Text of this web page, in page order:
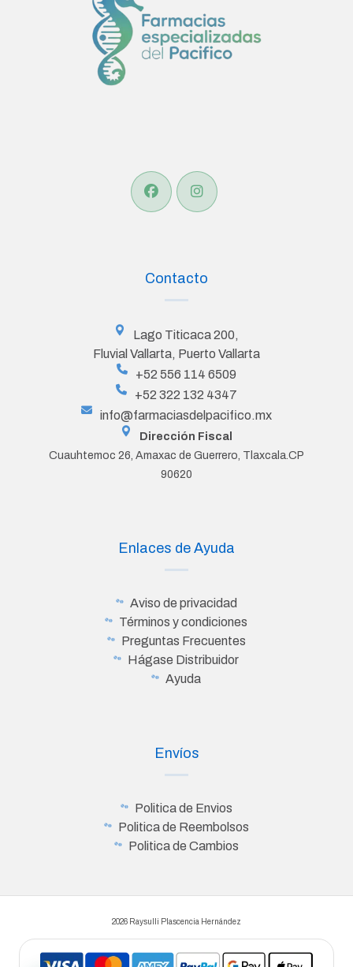
Contacto
Lago Titicaca 200,
Fluvial Vallarta, Puerto Vallarta
+52 556 114 6509
+52 322 132 4347
info@farmaciasdelpacifico.mx
Dirección Fiscal
Cuauhtemoc 26, Amaxac de Guerrero, Tlaxcala.CP
90620
Enlaces de Ayuda
Aviso de privacidad
Términos y condiciones
Preguntas Frecuentes
Hágase Distribuidor
Ayuda
Envíos
Politica de Envios
Politica de Reembolsos
Politica de Cambios
2026 Raysulli Plascencia Hernández